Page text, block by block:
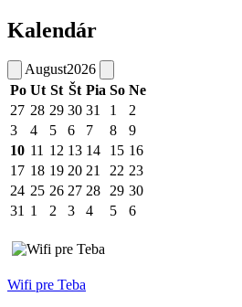
Kalendár
August2026
Po Ut St Št Pia So Ne
27 28 29 30 31 1
2
3
4 5 6 7 8
9
10 11 12 13 14 15 16
17 18 19 20 21 22 23
24 25 26 27 28 29 30
31 1 2 3 4 5 6
Wifi pre Teba